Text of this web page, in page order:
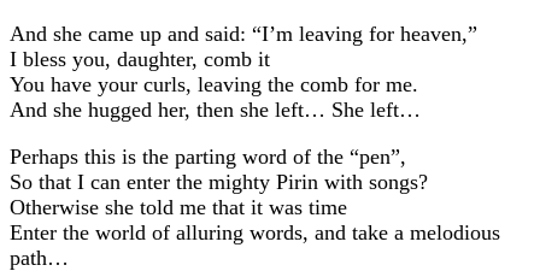
And she came up and said: “I’m leaving for heaven,”
I bless you, daughter, comb it
You have your curls, leaving the comb for me.
And she hugged her, then she left… She left…
Perhaps this is the parting word of the “pen”,
So that I can enter the mighty Pirin with songs?
Otherwise she told me that it was time
Enter the world of alluring words, and take a melodious
path…